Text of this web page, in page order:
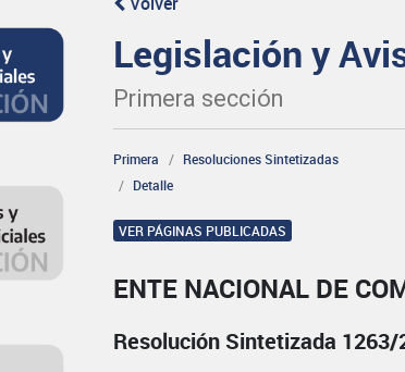
Legislación y
Primera sección
Primera
Resoluciones Sintetizadas
Detalle
VER PÁGINAS PUBLICADAS
ENTE NACIONAL DE
Resolución Sintetizada 1263/